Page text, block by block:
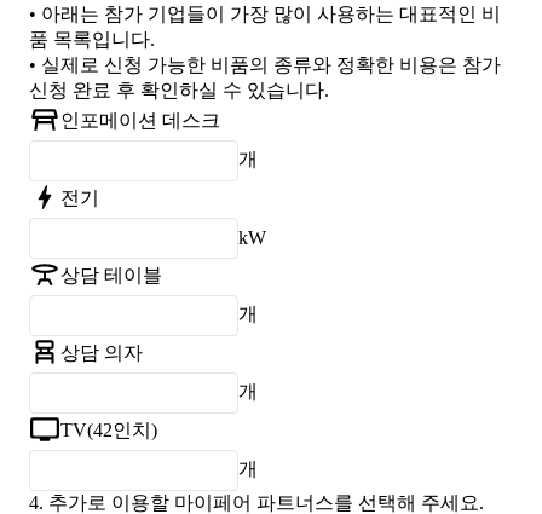
• 아래는 참가 기업들이 가장 많이 사용하는 대표적인 비
품 목록입니다.
• 실제로 신청 가능한 비품의 종류와 정확한 비용은 참가
신청 완료 후 확인하실 수 있습니다.
인포메이션 데스크
개
전기
kW
상담 테이블
개
상담 의자
개
TV(42인치)
개
4. 추가로 이용할 마이페어 파트너스를 선택해 주세요.